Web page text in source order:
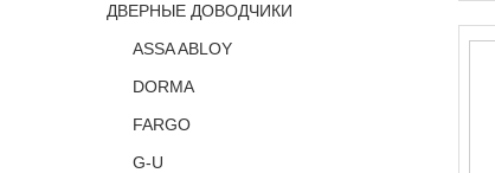
ДВЕРНЫЕ ДОВОДЧИКИ
ASSA ABLOY
DORMA
FARGO
G-U